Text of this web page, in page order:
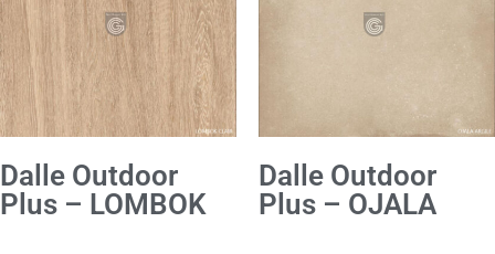
Dalle Outdoor
Plus – LOMBOK
Dalle Outdoor
Plus – OJALA